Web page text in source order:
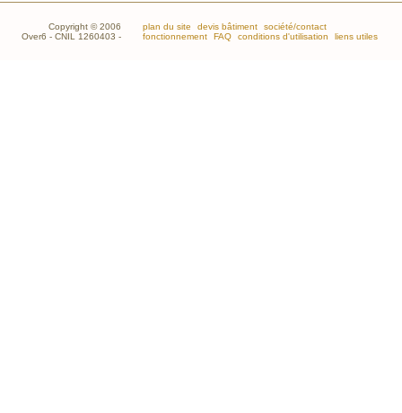
Copyright © 2006
Over6 - CNIL 1260403 -
plan du site devis bâtiment
société/contact
fonctionnement
FAQ conditions d'utilisation liens utiles